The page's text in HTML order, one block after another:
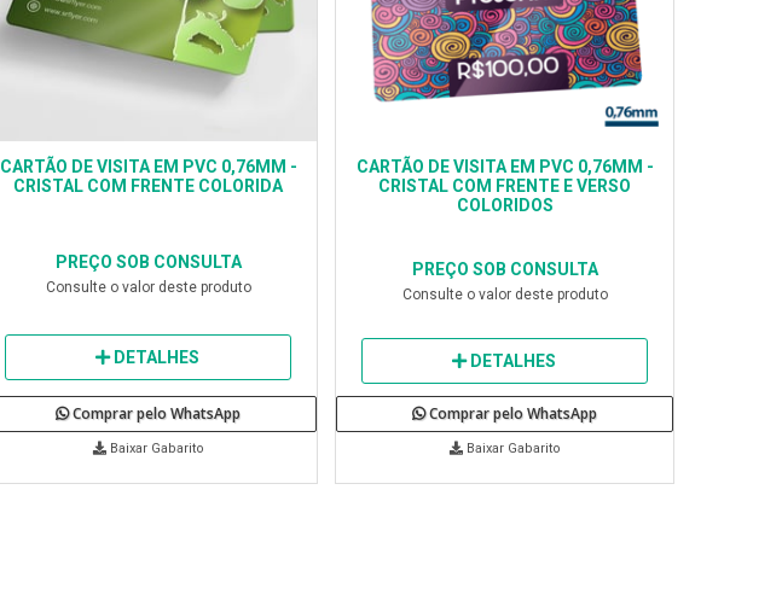
CARTÃO DE VISITA EM PVC 0,76MM -
CRISTAL COM FRENTE COLORIDA
PREÇO SOB CONSULTA
Consulte o valor deste produto
DETALHES
Comprar pelo WhatsApp
Baixar Gabarito
CARTÃO DE VISITA EM PVC 0,76MM -
CRISTAL COM FRENTE E VERSO
COLORIDOS
PREÇO SOB CONSULTA
Consulte o valor deste produto
DETALHES
Comprar pelo WhatsApp
Baixar Gabarito